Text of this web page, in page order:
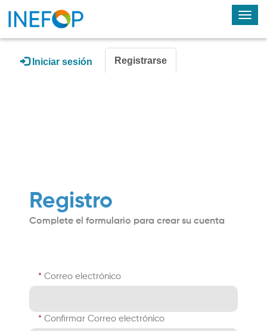
Iniciar sesión Registrarse
Registro
Complete el formulario para crear su cuenta
Correo electrónico
Confirmar Correo electrónico